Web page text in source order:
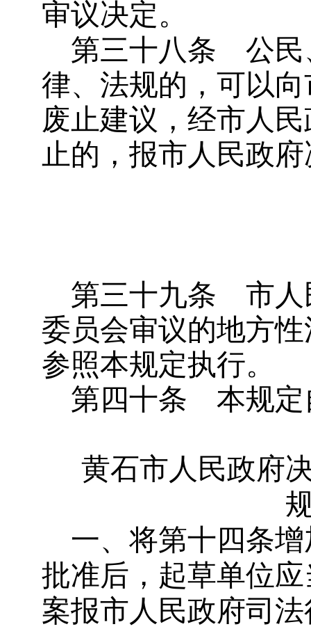
审议决定。
第三十八条
公
律、法规的，可以
废止建议，经市人
止的，报市人民政
第三十九条
市
委员会审议的地方
参照本规定执行。
第四十条
本规定
黄石市人民政府
一、 将第十四条
批准后，起草单位
案报市人民政府司